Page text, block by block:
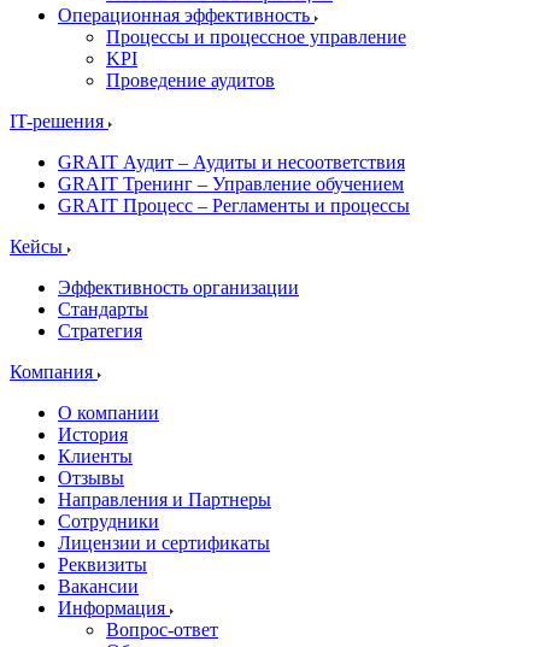
Операционная эффективность
Процессы и процессное управление
KPI
Проведение аудитов
IT-решения
GRAIT Аудит – Аудиты и несоответствия
GRAIT Тренинг – Управление обучением
GRAIT Процесс – Регламенты и процессы
Кейсы
Эффективность организации
Стандарты
Стратегия
Компания
О компании
История
Клиенты
Отзывы
Направления и Партнеры
Сотрудники
Лицензии и сертификаты
Реквизиты
Вакансии
Информация
Вопрос-ответ